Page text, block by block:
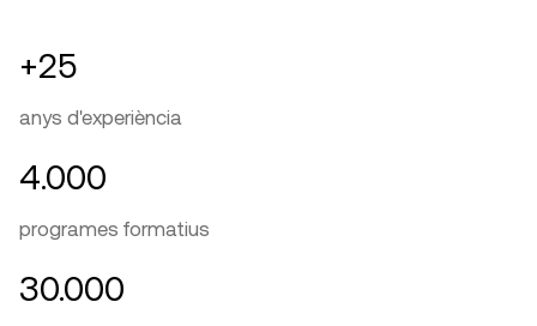
+25
anys d'experiència
4.000
programes formatius
30.000